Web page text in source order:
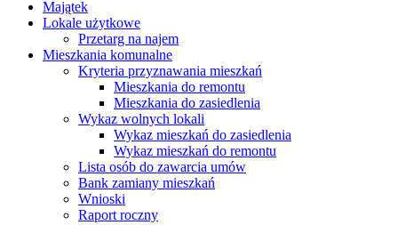
Majątek
Lokale użytkowe
Przetarg na najem
Mieszkania komunalne
Kryteria przyznawania mieszkań
Mieszkania do remontu
Mieszkania do zasiedlenia
Wykaz wolnych lokali
Wykaz mieszkań do zasiedlenia
Wykaz mieszkań do remontu
Lista osób do zawarcia umów
Bank zamiany mieszkań
Wnioski
Raport roczny